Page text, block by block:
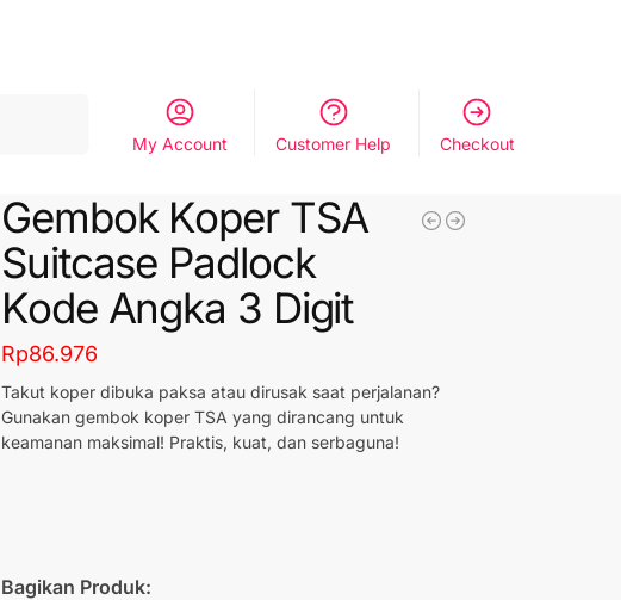
My Account Customer Help Checkout
Gembok Koper TSA
Suitcase Padlock
Kode Angka 3 Digit
Rp86.976
Takut koper dibuka paksa atau dirusak saat perjalanan?
Gunakan gembok koper TSA yang dirancang untuk
keamanan maksimal! Praktis, kuat, dan serbaguna!
Bagikan Produk: